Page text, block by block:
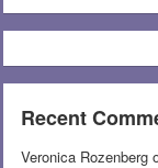
Recent
Veronica Rozenberg